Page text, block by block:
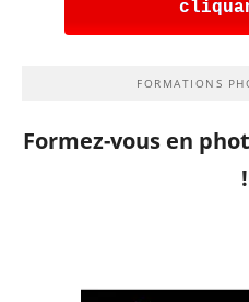
FORMATIONS
Formez-vous en
!